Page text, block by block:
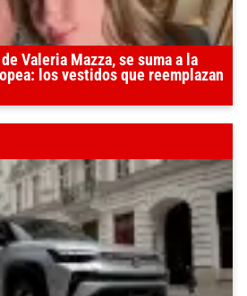
Valeria Mazza, se suma a la
los vestidos que reemplazan